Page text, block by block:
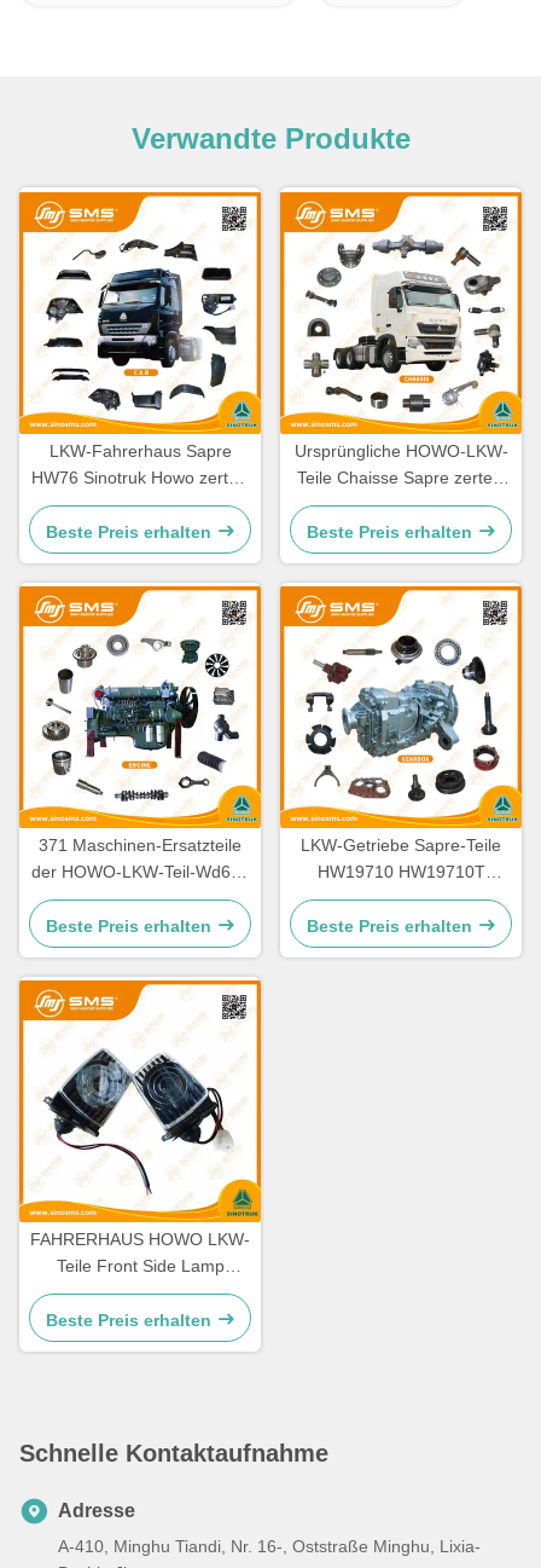
Verwandte Produkte
LKW-Fahrerhaus Sapre
HW76 Sinotruk Howo zerteilt
Ersatzteile Cabine
Beste Preis erhalten
Ursprüngliche HOWO-LKW-
Teile Chaisse Sapre zerteilt
Standardgröße
Beste Preis erhalten
371 Maschinen-Ersatzteile
der HOWO-LKW-Teil-Wd615
336 Maschinen-Ersatzteile
Beste Preis erhalten
LKW-Getriebe Sapre-Teile
HW19710 HW19710T
HW19712 Sinotruk Howo
Beste Preis erhalten
FAHRERHAUS HOWO LKW-
Teile Front Side Lamp
WG9719790005/0008
Beste Preis erhalten
Schnelle Kontaktaufnahme
Adresse
A-410, Minghu Tiandi, Nr. 16-, Oststraße Minghu, Lixia-